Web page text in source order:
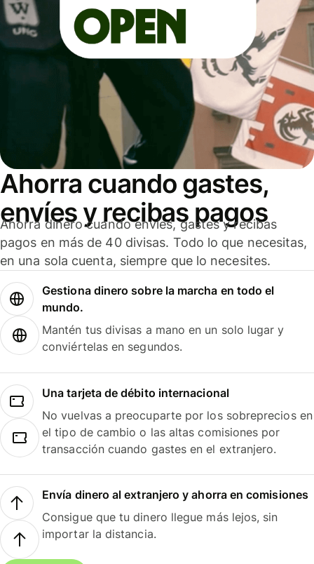
Ahorra cuando gastes,
envíes y recibas pagos
Ahorra dinero cuando envíes, gastes y recibas
pagos en más de 40 divisas. Todo lo que necesitas,
en una sola cuenta, siempre que lo necesites.
Gestiona dinero sobre la marcha en todo el
mundo.
Mantén tus divisas a mano en un solo lugar y
conviértelas en segundos.
Una tarjeta de débito internacional
No vuelvas a preocuparte por los sobreprecios en
el tipo de cambio o las altas comisiones por
transacción cuando gastes en el extranjero.
Envía dinero al extranjero y ahorra en comisiones
Consigue que tu dinero llegue más lejos, sin
importar la distancia.